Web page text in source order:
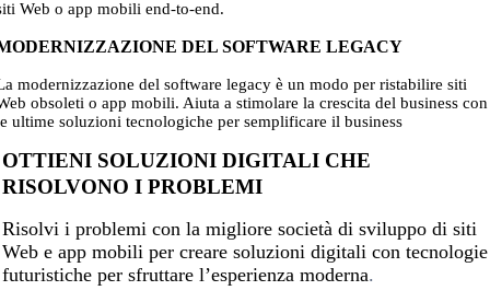
Web o app mobili end-to-end.
DEL SOFTWARE LEGACY
modernizzazione del software legacy è un modo per ristabilire siti
obsoleti o app mobili. Aiuta a stimolare la crescita del business con
ultime soluzioni tecnologiche per semplificare il business
OTTIENI SOLUZIONI DIGITALI CHE
RISOLVONO I PROBLEMI
Risolvi i problemi con la migliore società di sviluppo di siti
Web e app mobili per creare soluzioni digitali con tecnologie
futuristiche per sfruttare l’esperienza moderna.